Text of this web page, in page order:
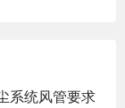
系统风管要求